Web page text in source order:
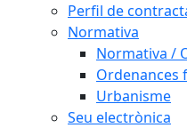
Perfil de
Normativa
Normativa /
Ordenances
Urbanisme
Seu electrònica